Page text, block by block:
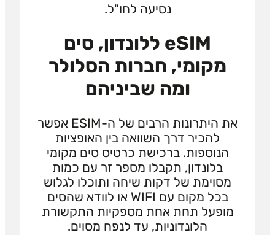
נסיעה לחו"ל.
eSIM ללונדון, סים
מקומי, חברות הסלולר
ומה שביניהם
את היתרונות הרבים של ה-ESIM אפשר
להכיר דרך השוואה בין האופציות
הנוספות. ברכישת כרטיס סים מקומי
בלונדון, תקבלו מספר זר עם כמות
מסוימת של דקות שיחה ותוכלו לגלוש
בכל מקום עם WIFI או לוודא שהסים
מופעל תחת אחת מספקיות התקשורת
הלונדוניות, עד לנפח מסוים.